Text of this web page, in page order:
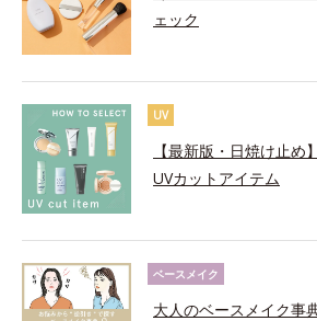
ェック
UV
【最新版・日焼け止め
UVカットアイテム
ベースメイク
大人のベースメイク事